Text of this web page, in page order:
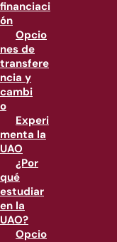
financiaci
ón
Opcio
nes de
transfere
ncia y
cambi
o
Experi
menta la
UAO
¿Por
qué
estudiar
en la
UAO?
Opcio